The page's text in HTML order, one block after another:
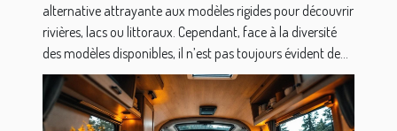
alternative attrayante aux modèles rigides pour découvrir
rivières, lacs ou littoraux. Cependant, face à la diversité
des modèles disponibles, il n’est pas toujours évident de...